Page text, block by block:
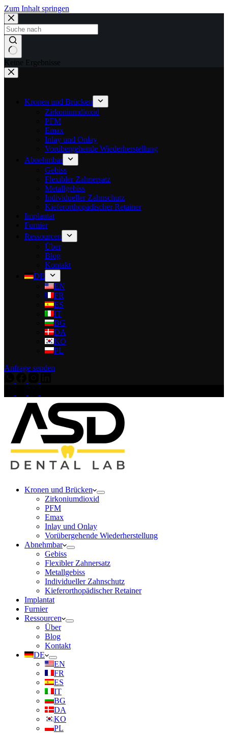
Zum Inhalt springen
Keine Ergebnisse
Kronen und Brücken
Zirkoniumdioxid
PFM
Emax
Inlay und Onlay
Vorübergehende Wiederherstellung
Abnehmbar
Gebiss
Flexibler Zahnersatz
Metallgebiss
Individueller Zahnschutz
Kieferorthopädischer Retainer
Implantat
Furnier
Ressourcen
Über
Blog
Kontakt
DE
EN
FR
ES
IT
BG
DA
KO
PL
Anfrage senden
Kronen und Brücken
Zirkoniumdioxid
PFM
Emax
Inlay und Onlay
Vorübergehende Wiederherstellung
Abnehmbar
Gebiss
Flexibler Zahnersatz
Metallgebiss
Individueller Zahnschutz
Kieferorthopädischer Retainer
Implantat
Furnier
Ressourcen
Über
Blog
Kontakt
DE
EN
FR
ES
IT
BG
DA
KO
PL